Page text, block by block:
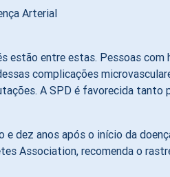
Arterial
estão entre estas. Pessoas
complicações
A SPD é favorecida tanto
dez anos após o início da
Association, recomenda o